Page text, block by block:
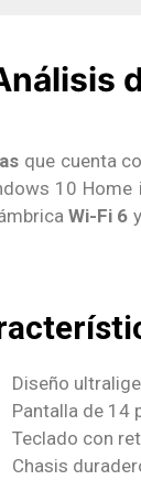
que cuenta
10
Wi-Fi 6
Diseño
Pantalla de 14
Teclado con
Chasis